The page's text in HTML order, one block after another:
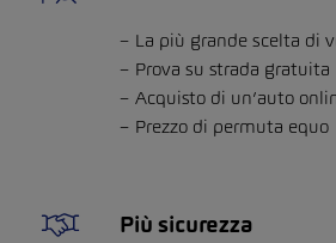
La più grande scelta di
Prova su strada gratuita
Acquisto di un’auto
Prezzo di permuta equo
Più sicurezza